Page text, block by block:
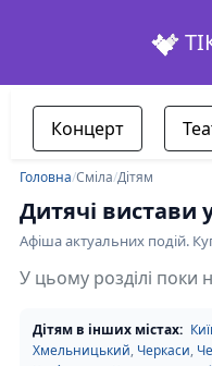
Концерт
Головна/Сміла/Дітям
Дитячі вистави
Афіша актуальних подій.
У цьому розділі поки
Дітям в інших містах:
Хмельницький, Черкаси,